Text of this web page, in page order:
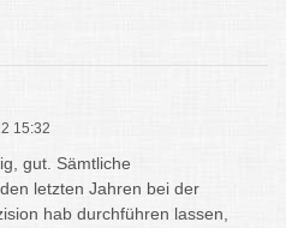
15:32
gut. Sämtliche
letzten Jahren bei der
hab durchführen lassen,